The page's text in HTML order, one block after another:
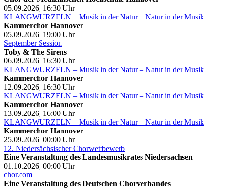
05.09.2026, 16:30 Uhr
KLANGWURZELN – Musik in der Natur – Natur in der Musik
Kammerchor Hannover
05.09.2026, 19:00 Uhr
September Session
Toby & The Sirens
06.09.2026, 16:30 Uhr
KLANGWURZELN – Musik in der Natur – Natur in der Musik
Kammerchor Hannover
12.09.2026, 16:30 Uhr
KLANGWURZELN – Musik in der Natur – Natur in der Musik
Kammerchor Hannover
13.09.2026, 16:00 Uhr
KLANGWURZELN – Musik in der Natur – Natur in der Musik
Kammerchor Hannover
25.09.2026, 00:00 Uhr
12. Niedersächsischer Chorwettbewerb
Eine Veranstaltung des Landesmusikrates Niedersachsen
01.10.2026, 00:00 Uhr
chor.com
Eine Veranstaltung des Deutschen Chorverbandes